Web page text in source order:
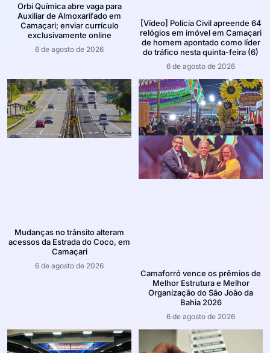
Orbi Química abre vaga para
Auxiliar de Almoxarifado em
Camaçari; enviar currículo
exclusivamente online
6 de agosto de 2026
[Vídeo] Polícia Civil apreende 64
relógios em imóvel em Camaçari
de homem apontado como líder
do tráfico nesta quinta-feira (6)
6 de agosto de 2026
Mudanças no trânsito alteram
acessos da Estrada do Coco, em
Camaçari
6 de agosto de 2026
Camaforró vence os prêmios de
Melhor Estrutura e Melhor
Organização do São João da
Bahia 2026
6 de agosto de 2026